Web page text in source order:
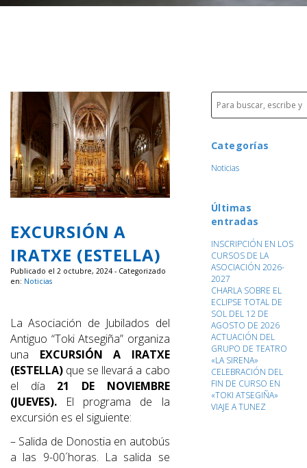
EXCURSIÓN A
IRATXE (ESTELLA)
Publicado el 2 octubre, 2024 - Categorizado
en: Noticias
La Asociación de Jubilados del
Antiguo “Toki Atsegiña” organiza
una EXCURSIÓN A IRATXE
(ESTELLA) que se llevará a cabo
el día 21 DE NOVIEMBRE
(JUEVES). El programa de la
excursión es el siguiente:
– Salida de Donostia en autobús
a las 9-00´horas. La salida se
Categorías
Noticias
Últimas
entradas
INSCRIPCIÓN EN LOS
CURSOS DE LA
ASOCIACIÓN 2026-
2027
CHARLA SOBRE EL
ECLIPSE TOTAL DE
SOL DEL 12 DE
AGOSTO DE 2026
ACTUACIÓN DEL
GRUPO DE TEATRO
«LA SIRENA»
CELEBRACIÓN DEL
FIN DE CURSO EN
«TOKI ATSEGIÑA»
VIAJE A TUNEZ